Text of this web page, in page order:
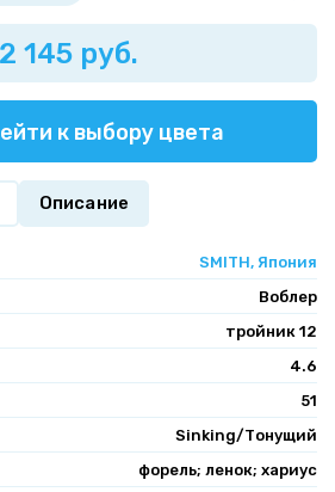
2 145 руб.
к выбору цвета
Описание
SMITH, Япония
Воблер
тройник 12
4.6
51
Sinking/Тонущий
форель; ленок; хариус